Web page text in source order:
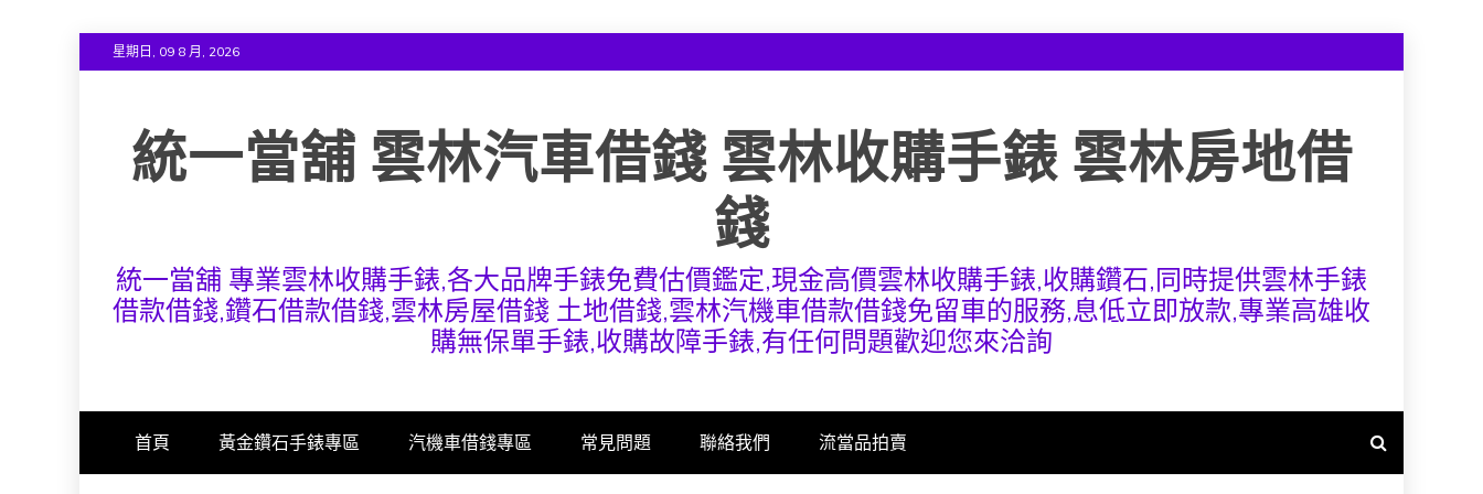
to
星期日, 09 8 月, 2026
統一當舖 雲林汽車借錢 雲林收購手錶 雲林房地借
錢
統一當舖 專業雲林收購手錶,各大品牌手錶免費估價鑑定,現金高價雲林收購手錶,收購鑽石,同時提供雲林手錶
借款借錢,鑽石借款借錢,雲林房屋借錢 土地借錢,雲林汽機車借款借錢免留車的服務,息低立即放款,專業高雄收
購無保單手錶,收購故障手錶,有任何問題歡迎您來洽詢
首頁 黃金鑽石手錶專區 汽機車借錢專區 常見問題 聯絡我們 流當品拍賣